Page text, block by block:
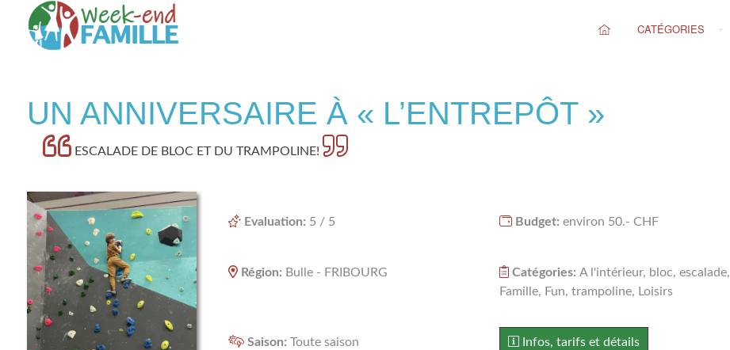
content
CATÉGORIES
UN ANNIVERSAIRE À « L’ENTREPÔT »
ESCALADE DE BLOC ET DU TRAMPOLINE!
Evaluation: 5 / 5 Budget: environ 50.- CHF
Région: Bulle - FRIBOURG Catégories: A l'intérieur, bloc, escalade,
Famille, Fun, trampoline, Loisirs
Saison: Toute saison Infos, tarifs et détails